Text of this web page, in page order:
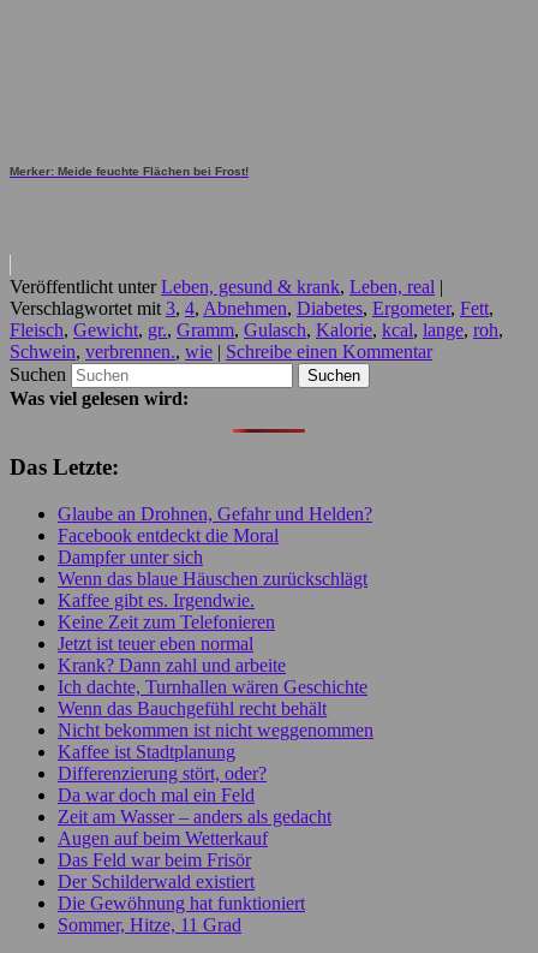
Merker: Meide feuchte Flächen bei Frost!
Veröffentlicht unter Leben, gesund & krank, Leben, real |
Verschlagwortet mit 3, 4, Abnehmen, Diabetes, Ergometer, Fett,
Fleisch, Gewicht, gr., Gramm, Gulasch, Kalorie, kcal, lange, roh,
Schwein, verbrennen., wie | Schreibe einen Kommentar
Suchen
Was viel gelesen wird:
Das Letzte:
Glaube an Drohnen, Gefahr und Helden?
Facebook entdeckt die Moral
Dampfer unter sich
Wenn das blaue Häuschen zurückschlägt
Kaffee gibt es. Irgendwie.
Keine Zeit zum Telefonieren
Jetzt ist teuer eben normal
Krank? Dann zahl und arbeite
Ich dachte, Turnhallen wären Geschichte
Wenn das Bauchgefühl recht behält
Nicht bekommen ist nicht weggenommen
Kaffee ist Stadtplanung
Differenzierung stört, oder?
Da war doch mal ein Feld
Zeit am Wasser – anders als gedacht
Augen auf beim Wetterkauf
Das Feld war beim Frisör
Der Schilderwald existiert
Die Gewöhnung hat funktioniert
Sommer, Hitze, 11 Grad